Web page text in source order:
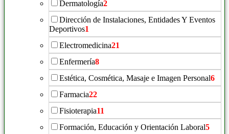
Dermatología2
Dirección de Instalaciones, Entidades Y Eventos
Deportivos1
Electromedicina21
Enfermería8
Estética, Cosmética, Masaje e Imagen Personal6
Farmacia22
Fisioterapia11
Formación, Educación y Orientación Laboral5